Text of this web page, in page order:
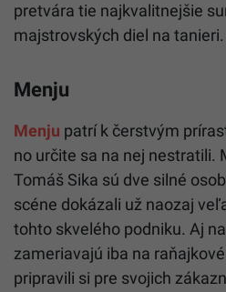
pretvára tie najkvalitnejšie
majstrovských diel na tanieri.
Menju
Menju patrí k čerstvým
no určite sa na nej nestratili.
Tomáš Sika sú dve silné
scéne dokázali už naozaj
tohto skvelého podniku. Aj
zameriavajú iba na
pripravili si pre svojich